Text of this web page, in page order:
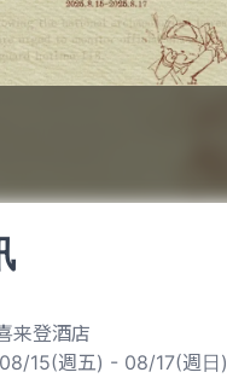
来登酒店
15(週五) - 08/17(週日)